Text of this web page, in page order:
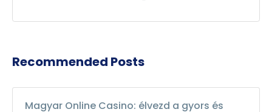
Recommended Posts
Magyar Online Casino: élvezd a gyors és